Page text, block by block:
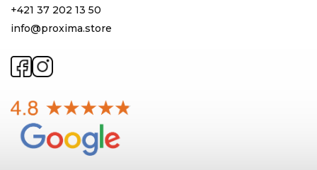
+421 37 202 13 50
info@proxima.store